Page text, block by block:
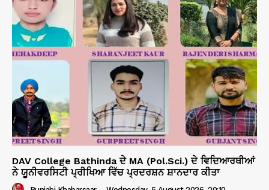
DAV College Bathinda ਦੇ MA (Pol.Sci.) ਦੇ ਵਿਦਿਆਰਥੀਆਂ
ਨੇ ਯੂਨੀਵਰਸਿਟੀ ਪ੍ਰੀਖਿਆ ਵਿੱਚ ਪ੍ਰਦਰਸ਼ਨ ਸ਼ਾਨਦਾਰ ਕੀਤਾ